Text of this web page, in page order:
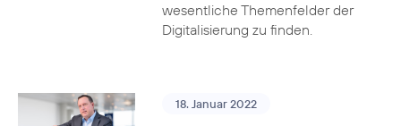
wesentliche Themenfelder der
Digitalisierung zu finden.
18. Januar 2022